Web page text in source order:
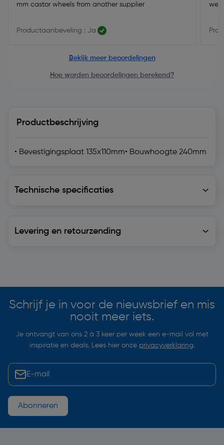
mm castor wheels from another supplier
Productaanbeveling : Ja
Bekijk meer beoordelingen
Hoe worden beoordelingen berekend?
Productbeschrijving
• Bevestigingsplaat 135x110mm• Bouwhoogte 240mm
Technische specificaties
Levering en retourzending
Schrijf je in voor de nieuwsbrief en mis
nooit meer iets.
Je ontvangt van ons 2 à 3 keer per week een e-mail vol met
inspiratie en deals. Lees hier onze privacyverklaring.
Abonneren